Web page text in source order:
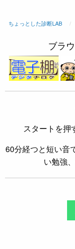
ちょっとした診断LAB
ブラ
スタートを押
60分経つと短い音
い勉強